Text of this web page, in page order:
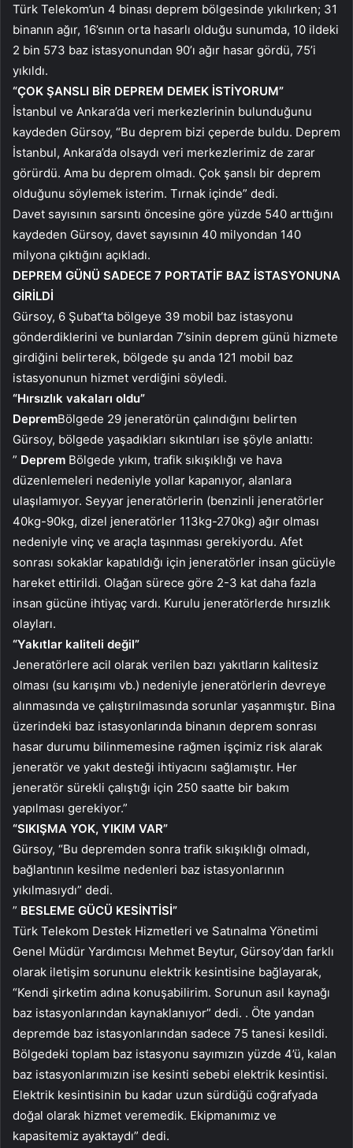
Türk Telekom’un 4 binası deprem bölgesinde yıkılırken; 31
binanın ağır, 16’sının orta hasarlı olduğu sunumda, 10 ildeki
2 bin 573 baz istasyonundan 90’ı ağır hasar gördü, 75’i
yıkıldı.
“ÇOK ŞANSLI BİR DEPREM DEMEK İSTİYORUM”
İstanbul ve Ankara’da veri merkezlerinin bulunduğunu
kaydeden Gürsoy, “Bu deprem bizi çeperde buldu. Deprem
İstanbul, Ankara’da olsaydı veri merkezlerimiz de zarar
görürdü. Ama bu deprem olmadı. Çok şanslı bir deprem
olduğunu söylemek isterim. Tırnak içinde” dedi.
Davet sayısının sarsıntı öncesine göre yüzde 540 arttığını
kaydeden Gürsoy, davet sayısının 40 milyondan 140
milyona çıktığını açıkladı.
DEPREM GÜNÜ SADECE 7 PORTATİF BAZ İSTASYONUNA
GİRİLDİ
Gürsoy, 6 Şubat’ta bölgeye 39 mobil baz istasyonu
gönderdiklerini ve bunlardan 7’sinin deprem günü hizmete
girdiğini belirterek, bölgede şu anda 121 mobil baz
istasyonunun hizmet verdiğini söyledi.
“Hırsızlık vakaları oldu”
DepremBölgede 29 jeneratörün çalındığını belirten
Gürsoy, bölgede yaşadıkları sıkıntıları ise şöyle anlattı:
” Deprem Bölgede yıkım, trafik sıkışıklığı ve hava
düzenlemeleri nedeniyle yollar kapanıyor, alanlara
ulaşılamıyor. Seyyar jeneratörlerin (benzinli jeneratörler
40kg-90kg, dizel jeneratörler 113kg-270kg) ağır olması
nedeniyle vinç ve araçla taşınması gerekiyordu. Afet
sonrası sokaklar kapatıldığı için jeneratörler insan gücüyle
hareket ettirildi. Olağan sürece göre 2-3 kat daha fazla
insan gücüne ihtiyaç vardı. Kurulu jeneratörlerde hırsızlık
olayları.
“Yakıtlar kaliteli değil”
Jeneratörlere acil olarak verilen bazı yakıtların kalitesiz
olması (su karışımı vb.) nedeniyle jeneratörlerin devreye
alınmasında ve çalıştırılmasında sorunlar yaşanmıştır. Bina
üzerindeki baz istasyonlarında binanın deprem sonrası
hasar durumu bilinmemesine rağmen işçimiz risk alarak
jeneratör ve yakıt desteği ihtiyacını sağlamıştır. Her
jeneratör sürekli çalıştığı için 250 saatte bir bakım
yapılması gerekiyor.”
“SIKIŞMA YOK, YIKIM VAR”
Gürsoy, “Bu depremden sonra trafik sıkışıklığı olmadı,
bağlantının kesilme nedenleri baz istasyonlarının
yıkılmasıydı” dedi.
” BESLEME GÜCÜ KESİNTİSİ”
Türk Telekom Destek Hizmetleri ve Satınalma Yönetimi
Genel Müdür Yardımcısı Mehmet Beytur, Gürsoy’dan farklı
olarak iletişim sorununu elektrik kesintisine bağlayarak,
“Kendi şirketim adına konuşabilirim. Sorunun asıl kaynağı
baz istasyonlarından kaynaklanıyor” dedi. . Öte yandan
depremde baz istasyonlarından sadece 75 tanesi kesildi.
Bölgedeki toplam baz istasyonu sayımızın yüzde 4’ü, kalan
baz istasyonlarımızın ise kesinti sebebi elektrik kesintisi.
Elektrik kesintisinin bu kadar uzun sürdüğü coğrafyada
doğal olarak hizmet veremedik. Ekipmanımız ve
kapasitemiz ayaktaydı” dedi.